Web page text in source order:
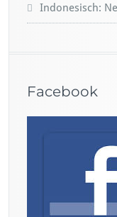
Indonesisch:
Facebook